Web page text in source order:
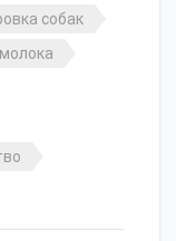
собак